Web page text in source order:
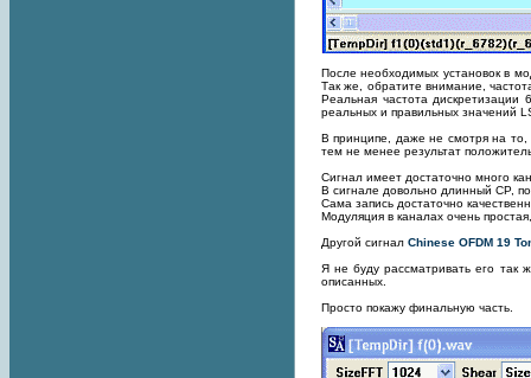
После необходимых установок в
Так же, обратите внимание,
Реальная частота
реальных и правильных значений
В принципе, даже не смотря на то,
тем не менее результат
Сигнал имеет достаточно много
В сигнале довольно длинный CP,
Сама запись достаточно
Модуляция в каналах очень
Другой сигнал Chinese OFDM 19
Я не буду рассматривать его так
описанных.
Просто покажу финальную часть.